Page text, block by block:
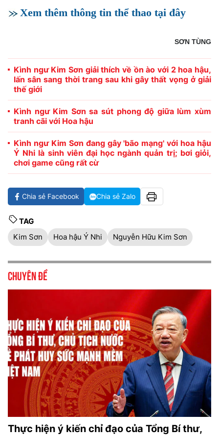
Xem thêm thông tin thể thao tại đây
SƠN TÙNG
Kình ngư Kim Sơn giải thích về ồn ào với 2 hoa hậu,
lấn sân sang thời trang sau khi gây thất vọng ở giải
thế giới
Kình ngư Kim Sơn sa sút phong độ giữa lùm xùm
tranh cãi với Hoa hậu
Kình ngư Kim Sơn đang gây 'bão mạng' với hoa hậu
Ý Nhi là sinh viên đại học ngành quản trị; bơi giỏi,
chơi game cũng rất cừ
Chia sẻ Facebook Chia sẻ Zalo
TAG
Kim Sơn
Hoa hậu Ý Nhi Nguyễn Hữu Kim Sơn
Chuyên đề
Thực hiện ý kiến chỉ đạo của Tổng Bí thư,